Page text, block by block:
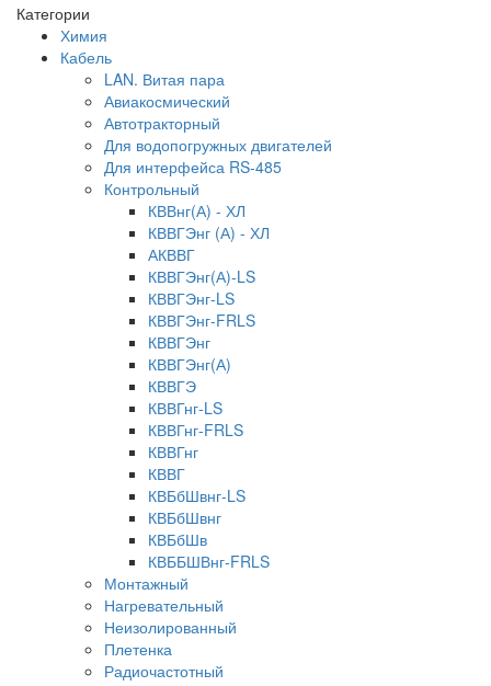
Категории
Химия
Кабель
LAN. Витая пара
Авиакосмический
Автотракторный
Для водопогружных двигателей
Для интерфейса RS-485
Контрольный
КВВнг(А) - ХЛ
КВВГЭнг (А) - ХЛ
АКВВГ
КВВГЭнг(А)-LS
КВВГЭнг-LS
КВВГЭнг-FRLS
КВВГЭнг
КВВГЭнг(А)
КВВГЭ
КВВГнг-LS
КВВГнг-FRLS
КВВГнг
КВВГ
КВБбШвнг-LS
КВБбШвнг
КВБбШв
КВББШВнг-FRLS
Монтажный
Нагревательный
Неизолированный
Плетенка
Радиочастотный